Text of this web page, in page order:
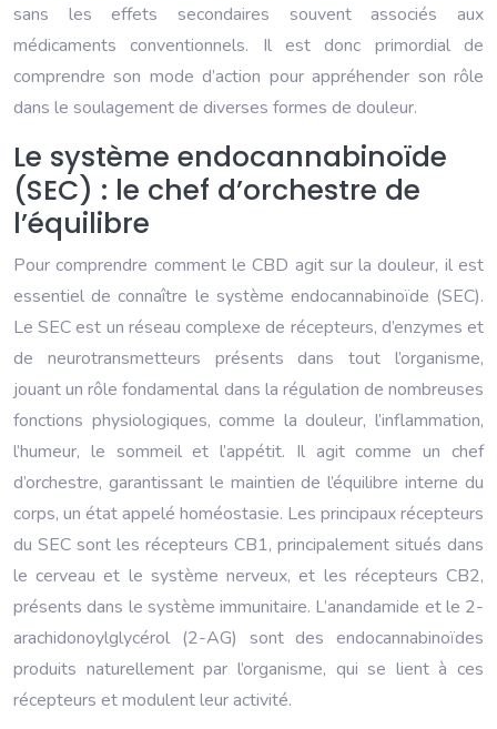
sans les effets secondaires souvent associés aux
médicaments conventionnels. Il est donc primordial de
comprendre son mode d’action pour appréhender son rôle
dans le soulagement de diverses formes de douleur.
Le système endocannabinoïde
(SEC) : le chef d’orchestre de
l’équilibre
Pour comprendre comment le CBD agit sur la douleur, il est
essentiel de connaître le système endocannabinoïde (SEC).
Le SEC est un réseau complexe de récepteurs, d’enzymes et
de neurotransmetteurs présents dans tout l’organisme,
jouant un rôle fondamental dans la régulation de nombreuses
fonctions physiologiques, comme la douleur, l’inflammation,
l’humeur, le sommeil et l’appétit. Il agit comme un chef
d’orchestre, garantissant le maintien de l’équilibre interne du
corps, un état appelé homéostasie. Les principaux récepteurs
du SEC sont les récepteurs CB1, principalement situés dans
le cerveau et le système nerveux, et les récepteurs CB2,
présents dans le système immunitaire. L’anandamide et le 2-
arachidonoylglycérol (2-AG) sont des endocannabinoïdes
produits naturellement par l’organisme, qui se lient à ces
récepteurs et modulent leur activité.